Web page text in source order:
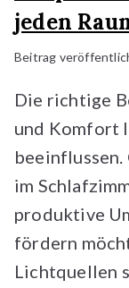
jeden
Beitrag
Die richtige
und Komfort
beeinflussen.
im
produktive
fördern
Lichtquellen